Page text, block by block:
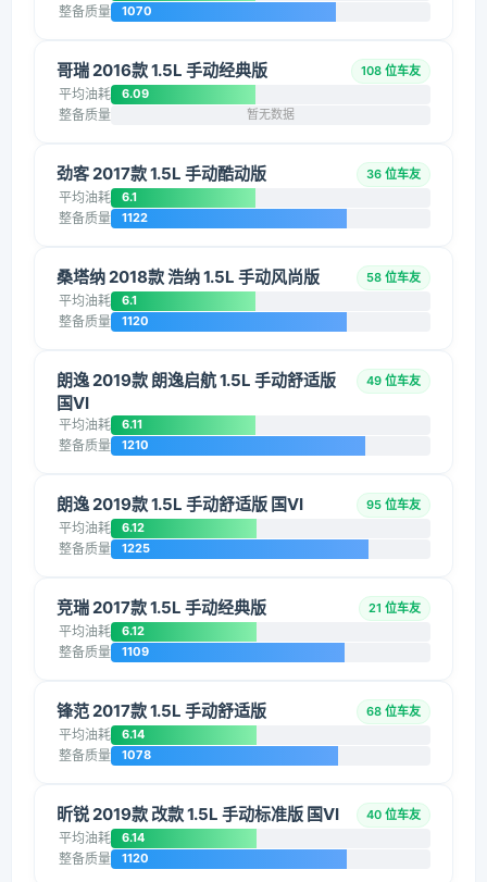
整备质量 1070
哥瑞 2016款 1.5L 手动经典版 108 位车友
平均油耗 6.09
整备质量 暂无数据
劲客 2017款 1.5L 手动酷动版 36 位车友
平均油耗 6.1
整备质量 1122
桑塔纳 2018款 浩纳 1.5L 手动风尚版 58 位车友
平均油耗 6.1
整备质量 1120
朗逸 2019款 朗逸启航 1.5L 手动舒适版
国VI
49 位车友
平均油耗 6.11
整备质量 1210
朗逸 2019款 1.5L 手动舒适版 国VI 95 位车友
平均油耗 6.12
整备质量 1225
竞瑞 2017款 1.5L 手动经典版 21 位车友
平均油耗 6.12
整备质量 1109
锋范 2017款 1.5L 手动舒适版 68 位车友
平均油耗 6.14
整备质量 1078
昕锐 2019款 改款 1.5L 手动标准版 国VI 40 位车友
平均油耗 6.14
整备质量 1120